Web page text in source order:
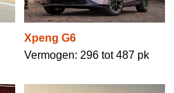
Xpeng G6
Vermogen: 296 tot 487 pk